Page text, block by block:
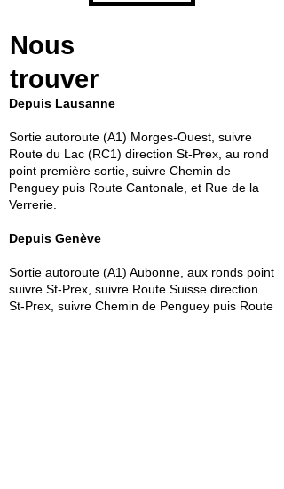
Nous
trouver
Depuis Lausanne
Sortie autoroute (A1) Morges-Ouest, suivre
Route du Lac (RC1) direction St-Prex, au rond
point première sortie, suivre Chemin de
Penguey puis Route Cantonale, et Rue de la
Verrerie.
Depuis Genève
Sortie autoroute (A1) Aubonne, aux ronds point
suivre St-Prex, suivre Route Suisse direction
St-Prex, suivre Chemin de Penguey puis Route